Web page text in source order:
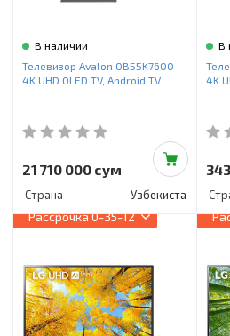
В наличии
Телевизор Avalon OB55K7600
4K UHD OLED TV, Android TV
21 710 000 сум
Страна Узбекистан
В
4K
Рассрочка0-35-12